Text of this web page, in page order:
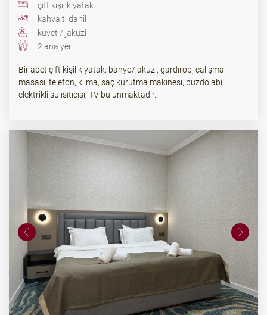
çift ​​kişilik yatak
kahvaltı dahil
küvet / jakuzi
2 ana yer
Bir adet çift kişilik yatak, banyo/jakuzi, gardırop, çalışma
masası, telefon, klima, saç kurutma makinesi, buzdolabı,
elektrikli su ısıtıcısı, TV bulunmaktadır.